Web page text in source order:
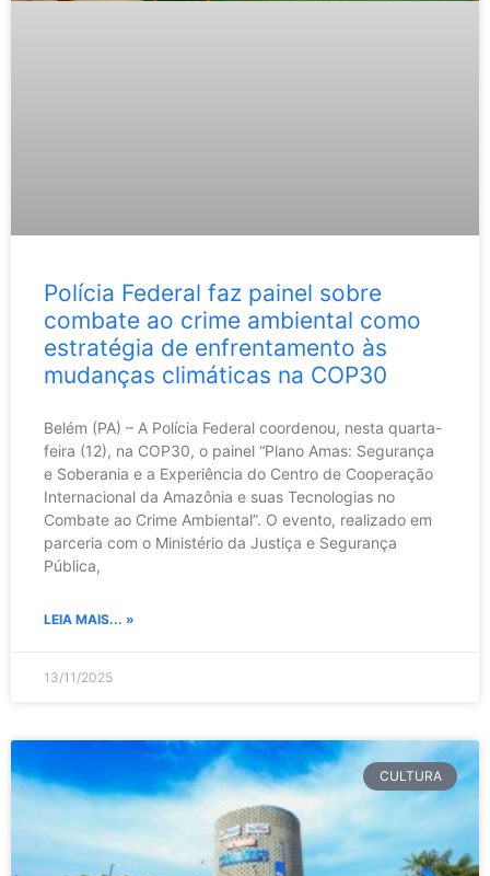
Polícia Federal faz painel sobre
combate ao crime ambiental como
estratégia de enfrentamento às
mudanças climáticas na COP30
Belém (PA) – A Polícia Federal coordenou, nesta quarta-
feira (12), na COP30, o painel “Plano Amas: Segurança
e Soberania e a Experiência do Centro de Cooperação
Internacional da Amazônia e suas Tecnologias no
Combate ao Crime Ambiental”. O evento, realizado em
parceria com o Ministério da Justiça e Segurança
Pública,
LEIA MAIS... »
13/11/2025
CULTURA